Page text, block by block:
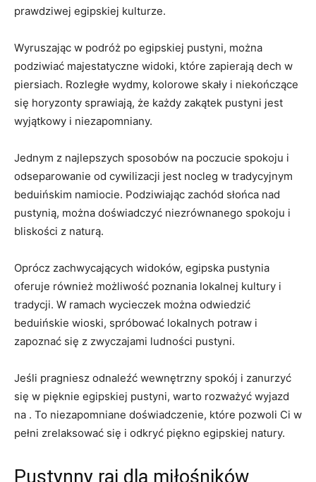
prawdziwej egipskiej ‍kulturze.
Wyruszając w podróż po egipskiej pustyni, można
podziwiać majestatyczne widoki, ​które zapierają dech w
piersiach.‌ Rozległe wydmy,⁢ kolorowe skały i niekończące
się horyzonty​ sprawiają,‌ że każdy zakątek⁢ pustyni jest
wyjątkowy ​i niezapomniany.
Jednym z najlepszych ​sposobów na poczucie​ spokoju ⁣i
odseparowanie od cywilizacji ⁤jest nocleg w tradycyjnym⁤
beduińskim namiocie. Podziwiając zachód słońca nad
⁤pustynią, można doświadczyć niezrównanego spokoju ​i
bliskości z naturą.
Oprócz zachwycających widoków, egipska pustynia
oferuje również możliwość poznania lokalnej‍ kultury ‌i​
tradycji. W ramach ⁢wycieczek⁢ można odwiedzić
beduińskie wioski, spróbować ‌lokalnych potraw i
zapoznać się z zwyczajami ludności pustyni.
Jeśli ⁤pragniesz odnaleźć wewnętrzny spokój i zanurzyć
się w pięknie ⁢egipskiej pustyni, warto rozważyć wyjazd
na​ . To niezapomniane ⁢doświadczenie, które pozwoli Ci w
pełni zrelaksować się i ⁣odkryć piękno egipskiej natury.
Pustynny raj dla miłośników